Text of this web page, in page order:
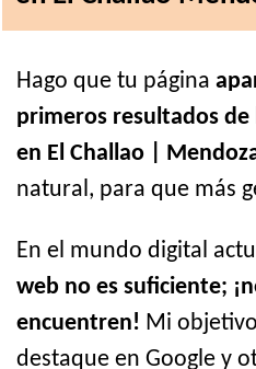
Hago que tu página
primeros resultados de
en El Challao |
natural, para que más
En el mundo digital
web no es suficiente;
encuentren! Mi
destaque en Google y